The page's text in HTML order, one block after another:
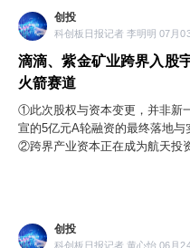
创投
科创板日报记者 李明明 07月
滴滴、紫金矿业跨界入股
火箭赛道
①此次股权与资本变更，并非新
宣的5亿元A轮融资的最终落地与
②跨界产业资本正在成为航天投